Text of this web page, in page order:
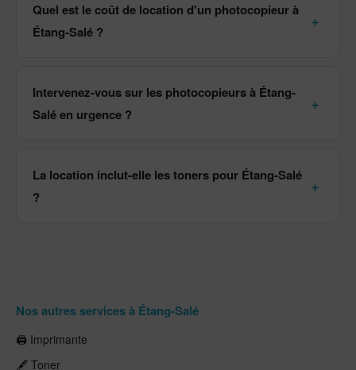
Quel est le coût de location d'un photocopieur à
Étang-Salé ?
Intervenez-vous sur les photocopieurs à Étang-
Salé en urgence ?
La location inclut-elle les toners pour Étang-Salé
?
Nos autres services à Étang-Salé
🖨️ Imprimante
🖋️ Toner